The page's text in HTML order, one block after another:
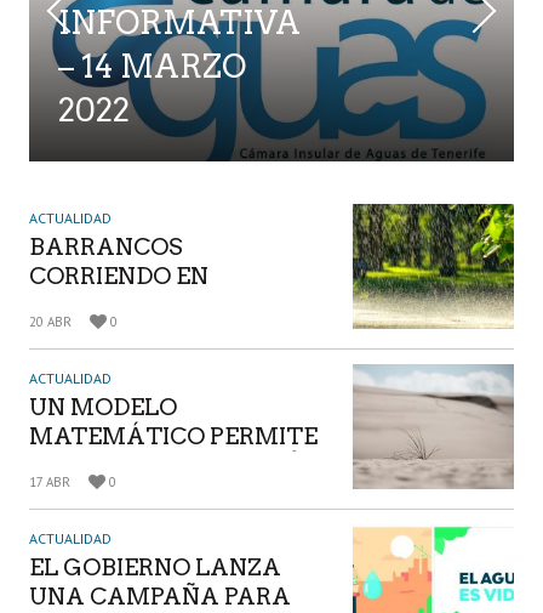
INFORMATIVA
– 14 MARZO
2022
ACTUALIDAD
BARRANCOS
CORRIENDO EN
INUNDADAS EN
LLUVIAS SORPRENDEN
A CANARIAS
20 ABR 0
ACTUALIDAD
UN MODELO
MATEMÁTICO PERMITE
Y PERIODICIDAD DE LAS
17 ABR 0
ACTUALIDAD
EL GOBIERNO LANZA
UNA CAMPAÑA PARA